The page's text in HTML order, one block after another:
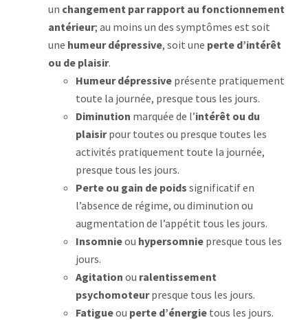
un changement par rapport au fonctionnement
antérieur; au moins un des symptômes est soit
une humeur dépressive, soit une perte d’intérêt
ou de plaisir.
Humeur dépressive présente pratiquement
toute la journée, presque tous les jours.
Diminution marquée de l’intérêt ou du
plaisirpour toutes ou presque toutes les
activités pratiquement toute la journée,
presque tous les jours.
Perte ou gain de poids significatif en
l’absence de régime, ou diminution ou
augmentation de l’appétit tous les jours.
Insomnieou hypersomnie presque tous les
jours.
Agitation ou ralentissement
psychomoteurpresque tous les jours.
Fatigueou perte d’énergie tous les jours.